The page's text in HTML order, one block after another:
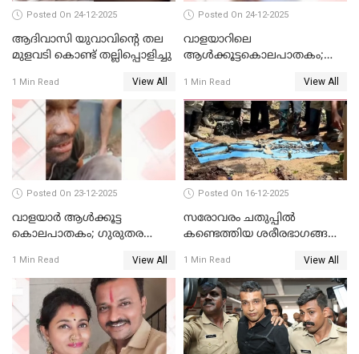
Posted On 24-12-2025
ആദിവാസി യുവാവിന്റെ തല
മുളവടി കൊണ്ട് തല്ലിപ്പൊളിച്ചു
1 Min Read View All
Posted On 24-12-2025
വാളയാറിലെ
ആൾക്കൂട്ടകൊലപാതകം;
വാങ്ങും
1 Min Read View All
Posted On 23-12-2025
വാളയാർ ആൾക്കൂട്ട
കൊലപാതകം; ഗുരുതര
1 Min Read View All
Posted On 16-12-2025
സരോവരം ചതുപ്പിൽ
കണ്ടെത്തിയ ശരീരഭാഗങ്ങൾ
ഡി.എൻ.എ പരിശോധനയിൽ
സ്ഥിരീകരണം
1 Min Read View All